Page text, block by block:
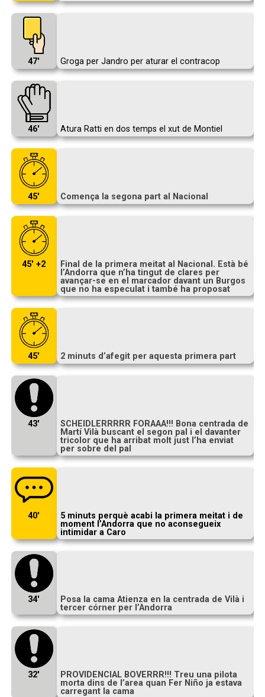
47′ Groga per Jandro per aturar el contracop
46′ Atura Ratti en dos temps el xut de Montiel
45′ Comença la segona part al Nacional
45′ +2
Final de la primera meitat al Nacional. Està bé
l’Andorra que n’ha tingut de clares per
avançar-se en el marcador davant un Burgos
que no ha especulat i també ha proposat
45′ 2 minuts d’afegit per aquesta primera part
43′
SCHEIDLERRRRR FORAAA!!! Bona centrada de
Martí Vilà buscant el segon pal i el davanter
tricolor que ha arribat molt just l’ha enviat
per sobre del pal
40′
5 minuts perquè acabi la primera meitat i de
moment l’Andorra que no aconsegueix
intimidar a Caro
34′
Posa la cama Atienza en la centrada de Vilà i
tercer córner per l’Andorra
32′
PROVIDENCIAL BOVERRR!!! Treu una pilota
morta dins de l’area quan Fer Niño ja estava
carregant la cama